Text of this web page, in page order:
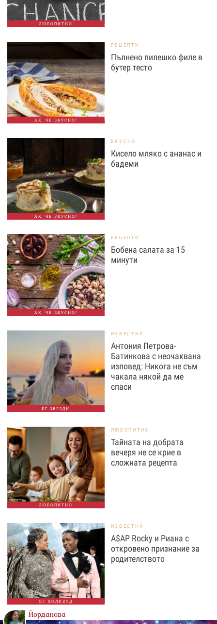
ЛЮБОПИТНО
АХ, ЧЕ ВКУСНО!
РЕЦЕПТИ
Пълнено пилешко филе в
бутер тесто
АХ, ЧЕ ВКУСНО!
ВКУСНО
Кисело мляко с ананас и
бадеми
АХ, ЧЕ ВКУСНО!
РЕЦЕПТИ
Бобена салата за 15
минути
БГ ЗВЕЗДИ
ИЗВЕСТНИ
Антония Петрова-
Батинкова с неочаквана
изповед: Никога не съм
чакала някой да ме
спаси
ЛЮБОПИТНО
ЛЮБОПИТНО
Тайната на добрата
вечеря не се крие в
сложната рецепта
ОТ ХОЛИВУД
ИЗВЕСТНИ
A$AP Rocky и Риана с
откровено признание за
родителството
Йорданова